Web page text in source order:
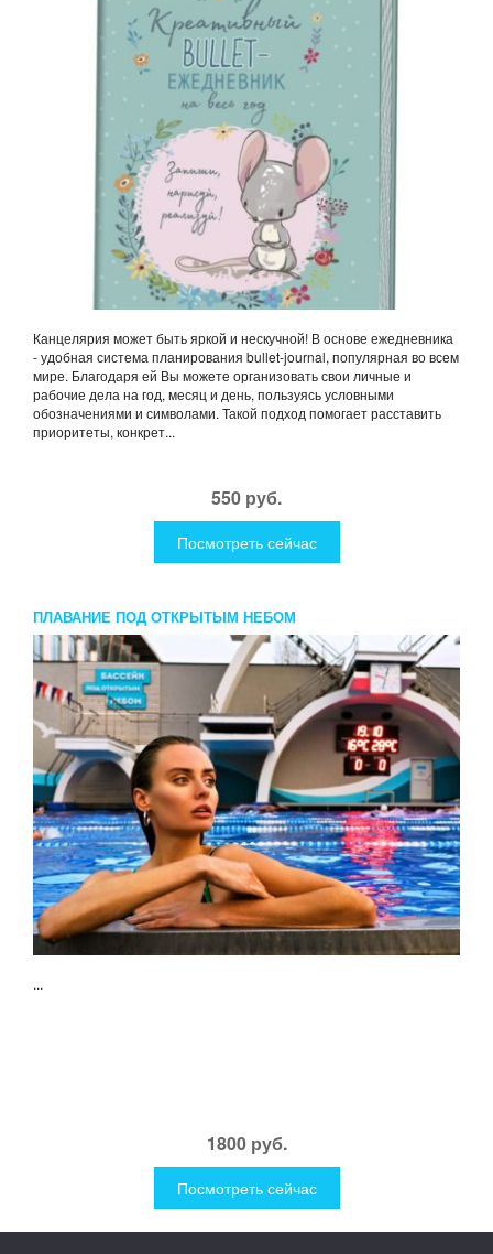
Канцелярия может быть яркой и нескучной! В основе ежедневника
- удобная система планирования bullet-journal, популярная во всем
мире. Благодаря ей Вы можете организовать свои личные и
рабочие дела на год, месяц и день, пользуясь условными
обозначениями и символами. Такой подход помогает расставить
приоритеты, конкрет...
550 руб.
Посмотреть сейчас
ПЛАВАНИЕ ПОД ОТКРЫТЫМ НЕБОМ
...
1800 руб.
Посмотреть сейчас